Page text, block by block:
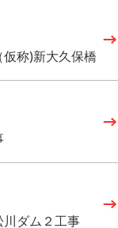
称)新大久保橋
ダム２工事